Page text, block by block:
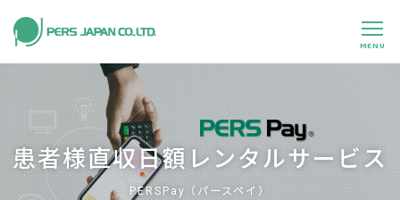
MENU
私たちの特長 About Us
事業内容 Business
事例紹介 Case
患者様直収日額レンタルサービス
PERSPay（パースペイ）